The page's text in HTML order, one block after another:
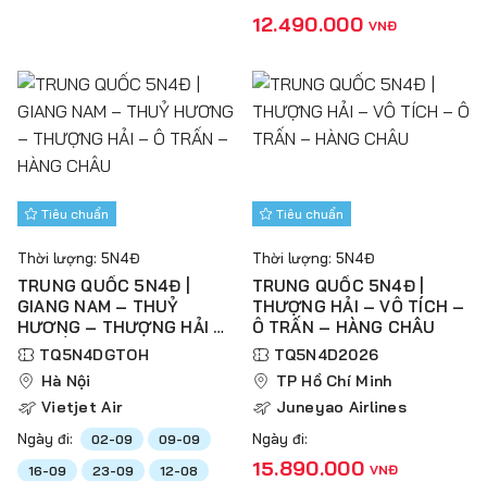
12.490.000 VNĐ
Tiêu chuẩn
Thời lượng: 5N4Đ
TRUNG QUỐC 5N4Đ |
GIANG NAM – THUỶ
HƯƠNG – THƯỢNG HẢI –
Ô TRẤN – HÀNG CHÂU
TQ5N4DGTOH
Hà Nội
Vietjet Air
Ngày đi: 02-09
09-09
16-09
23-09
12-08
Tiêu chuẩn
Thời lượng: 5N4Đ
TRUNG QUỐC 5N4Đ |
THƯỢNG HẢI – VÔ TÍCH –
Ô TRẤN – HÀNG CHÂU
TQ5N4D2026
TP Hồ Chí Minh
Juneyao Airlines
Ngày đi:
15.890.000 VNĐ